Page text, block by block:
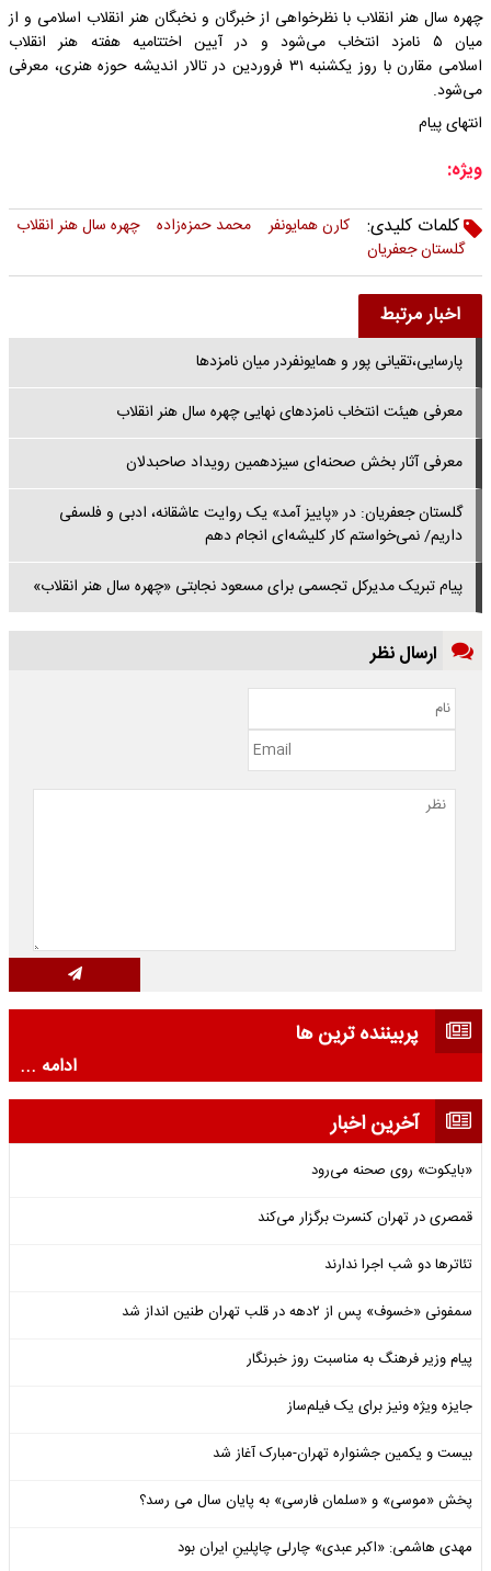
چهره سال هنر انقلاب با نظرخواهی از خبرگان و نخبگان هنر انقلاب اسلامی و از
میان ۵ نامزد انتخاب می‌شود و در آیین اختتامیه هفته هنر انقلاب
اسلامی مقارن با روز یکشنبه ۳۱ فروردین در تالار اندیشه حوزه هنری، معرفی
می‌شود.
انتهای پیام
ویژه:
کلمات کلیدی:
کارن همایونفر محمد حمزه‌زاده
چهره سال هنر انقلاب
گلستان جعفریان
اخبار مرتبط
پارسایی،تقیانی پور و همایونفردر میان نامزدها
معرفی هیئت انتخاب نامزدهای نهایی چهره سال هنر انقلاب
معرفی آثار بخش صحنه‌ای سیزدهمین رویداد صاحبدلان
گلستان جعفریان: در «پاییز آمد» یک روایت عاشقانه، ادبی و فلسفی
داریم/ نمی‌خواستم کار کلیشه‌ای انجام دهم
پیام تبریک مدیرکل تجسمی برای مسعود نجابتی «چهره سال هنر انقلاب»
ارسال نظر
پربیننده ترین ها
ادامه ...
آخرین اخبار
«بایکوت» روی صحنه می‌رود
قمصری در تهران کنسرت برگزار می‌کند
تئاترها دو شب اجرا ندارند
سمفونی «خسوف» پس از ۲دهه در قلب تهران طنین انداز شد
پیام وزیر فرهنگ به مناسبت روز خبرنگار
جایزه ویژه ونیز برای یک فیلم‌ساز
بیست و یکمین جشنواره تهران-مبارک آغاز شد
پخش «موسی» و «سلمان فارسی» به پایان سال می رسد؟
مهدی هاشمی: «اکبر عبدی» چارلی چاپلینِ ایران بود